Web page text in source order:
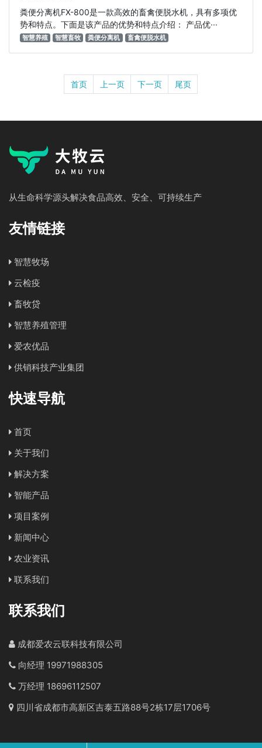
粪便分离机FX-800是一款高效的畜禽便脱水机，具有多项优
势和特点。下面是该产品的优势和特点介绍： 产品优···
智慧养殖 智慧畜牧 粪便分离机 畜禽便脱水机
首页 上一页 下一页 尾页
从生命科学源头解决食品高效、安全、可持续生产
友情链接
智慧牧场
云检疫
畜牧贷
智慧养殖管理
爱农优品
供销科技产业集团
快速导航
首页
关于我们
解决方案
智能产品
项目案例
新闻中心
农业资讯
联系我们
联系我们
成都爱农云联科技有限公司
向经理 19971988305
万经理 18696112507
四川省成都市高新区吉泰五路88号2栋17层1706号